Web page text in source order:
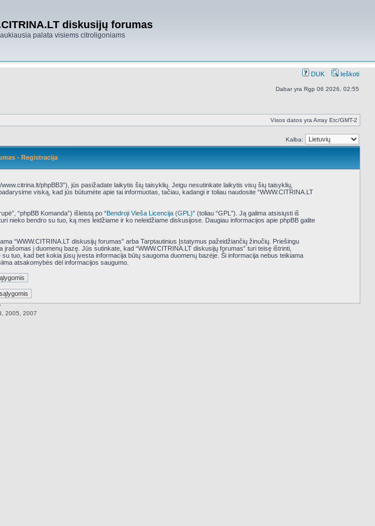
diskusijų forumas
palata visiems citroligoniams
DUK Ieškoti
Dabar yra Rgp 06 2026, 02:55
Visos datos yra Array Etc/GMT-2
Kalba:
- Registracija
phpBB3”), jūs pasižadate laikytis šių taisyklių. Jeigu nesutinkate laikytis visų šių taisyklių,
viską, kad jūs būtumėte apie tai informuotas, tačiau, kadangi ir toliau naudosite “WWW.CITRINA.LT
“phpBB Komanda”) išleistą po “Bendroji Vieša Licencija (GPL)” (toliau “GPL”). Ją galima atsisiųsti iš
nieko bendro su tuo, ką mes leidžiame ir ko neleidžiame diskusijose. Daugiau informacijos apie phpBB galite
“WWW.CITRINA.LT diskusijų forumas” arba Tarptautinius Įstatymus pažeidžiančių žinučių. Priešingu
į duomenų bazę. Jūs sutinkate, kad “WWW.CITRINA.LT diskusijų forumas” turi teisę ištrinti,
tuo, kad bet kokia jūsų įvesta informacija būtų saugoma duomenų bazėje. Ši informacija nebus teikiama
atsakomybės dėl informacijos saugumo.
2005, 2007